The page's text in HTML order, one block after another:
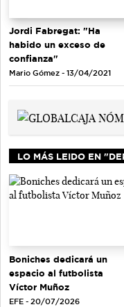
Jordi Fabregat: "Ha
habido un exceso de
confianza"
Mario Gómez - 13/04/2021
LO MÁS LEIDO EN
Boniches dedicará un
espacio al futbolista
Víctor Muñoz
EFE - 20/07/2026